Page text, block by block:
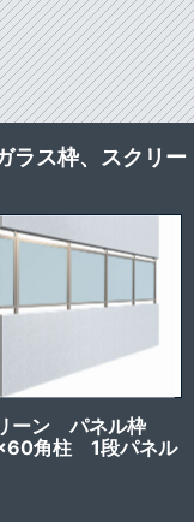
ラス枠、スクリー
ーン パネル枠
角柱 1段パネル